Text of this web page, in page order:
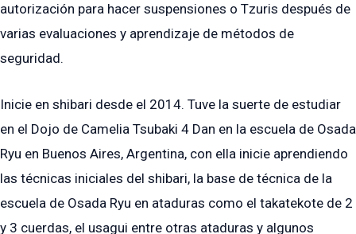
autorización para hacer suspensiones o Tzuris después de
varias evaluaciones y aprendizaje de métodos de
seguridad.
Inicie en shibari desde el 2014. Tuve la suerte de estudiar
en el Dojo de Camelia Tsubaki 4 Dan en la escuela de Osada
Ryu en Buenos Aires, Argentina, con ella inicie aprendiendo
las técnicas iniciales del shibari, la base de técnica de la
escuela de Osada Ryu en ataduras como el takatekote de 2
y 3 cuerdas, el usagui entre otras ataduras y algunos